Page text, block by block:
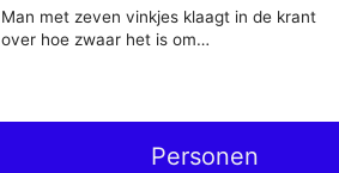
Man met zeven vinkjes klaagt in de krant
over hoe zwaar het is om…
Personen